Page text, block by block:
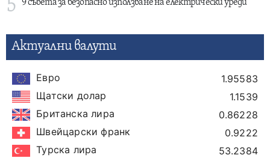
5 9 съвета за безопасно използване на електрически уреди
Актуални валути
Евро
1.95583
Щатски долар
1.1539
Британска лира
0.86228
Швейцарски франк
0.9222
Турска лира
53.2384